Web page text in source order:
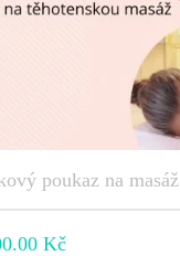
poukaz na masáž
Kč